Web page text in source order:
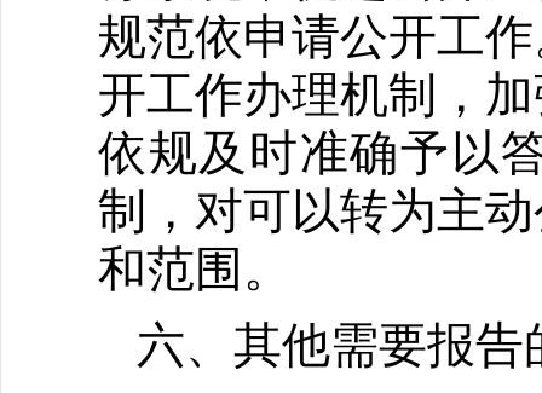
规范依申请公开工
开工作办理机制，
依规及时准确予以
制，对可以转为主
和范围。
六、其他需要报告